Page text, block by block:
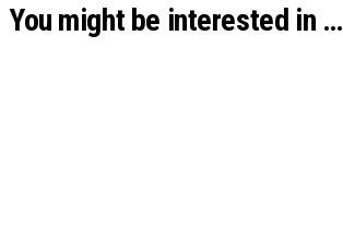
You might be interested in …